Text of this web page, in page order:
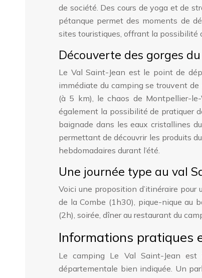
de société. Des cours de yoga et de
pétanque permet des moments de
sites touristiques, offrant la possibilité
Découverte des gorges
Le Val Saint-Jean est le point de
immédiate du camping se trouvent
(à 5 km), le chaos de Montpellier-
également la possibilité de pratiquer
baignade dans les eaux cristallines
permettant de découvrir les produits
hebdomadaires durant l’été.
Une journée type au val
Voici une proposition d’itinéraire pour
de la Combe (1h30), pique-nique au
(2h), soirée, dîner au restaurant du
Informations pratiques
Le camping Le Val Saint-Jean
départementale bien indiquée. Un